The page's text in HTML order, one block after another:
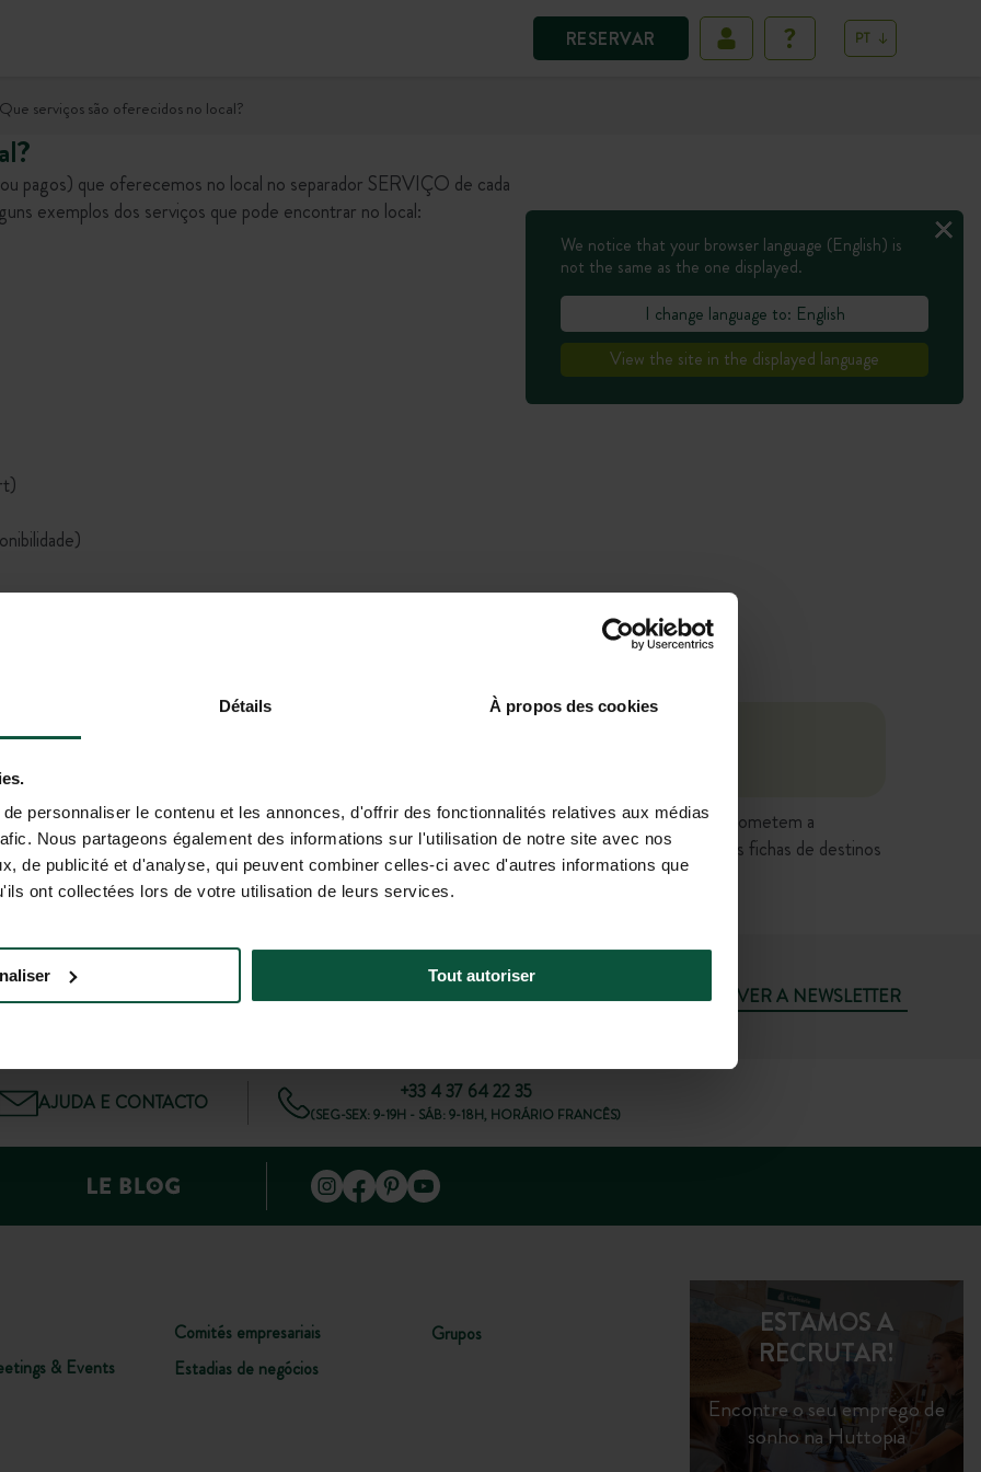
Détails À propos des cookies
personnaliser le contenu et les annonces, d'offrir des fonctionnalités relatives aux médias
Nous partageons également des informations sur l'utilisation de notre site avec nos
de publicité et d'analyse, qui peuvent combiner celles-ci avec d'autres informations que
ont collectées lors de votre utilisation de leurs services.
Tout autoriser
RESERVAR PT
Que serviços são oferecidos no local?
pagos) que oferecemos no local no separador SERVIÇO de cada
exemplos dos serviços que pode encontrar no local:
está atualmente em versão beta. As respostas fornecidas não têm valor contratual e não comprometem a
as informações importantes (preços, disponibilidade, condições de venda, etc.) diretamente nas fichas de destinos
We notice that your browser language (English) is
not the same as the one displayed.
I change language to: English
View the site in the displayed language
Huttopia!
SUBSCREVER A NEWSLETTER
AJUDA E CONTACTO +33 4 37 64 22 35
(SEG-SEX: 9-19H - SÁB: 9-18H, HORÁRIO FRANCÊS)
& Events
Comités empresariais
Estadias de negócios
Grupos
ESTAMOS A
RECRUTAR!
Encontre o seu emprego de
sonho na Huttopia